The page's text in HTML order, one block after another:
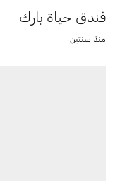
فندق حياة بارك
منذ سنتين